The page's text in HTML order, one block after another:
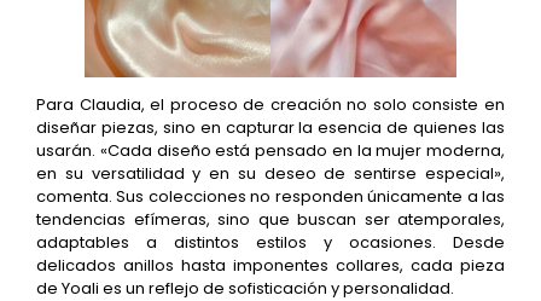
Para Claudia, el proceso de creación no solo consiste en
diseñar piezas, sino en capturar la esencia de quienes las
usarán. «Cada diseño está pensado en la mujer moderna,
en su versatilidad y en su deseo de sentirse especial»,
comenta. Sus colecciones no responden únicamente a las
tendencias efímeras, sino que buscan ser atemporales,
adaptables a distintos estilos y ocasiones. Desde
delicados anillos hasta imponentes collares, cada pieza
de Yoali es un reflejo de sofisticación y personalidad.